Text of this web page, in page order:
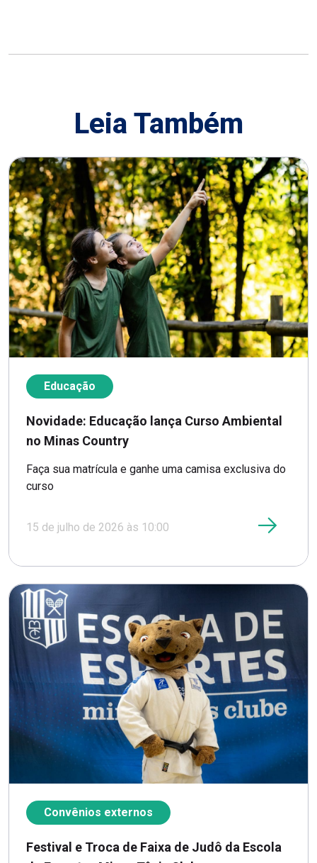
Leia Também
Educação
Novidade: Educação lança Curso Ambiental
no Minas Country
Faça sua matrícula e ganhe uma camisa exclusiva do
curso
15 de julho de 2026 às 10:00
Convênios externos
Festival e Troca de Faixa de Judô da Escola